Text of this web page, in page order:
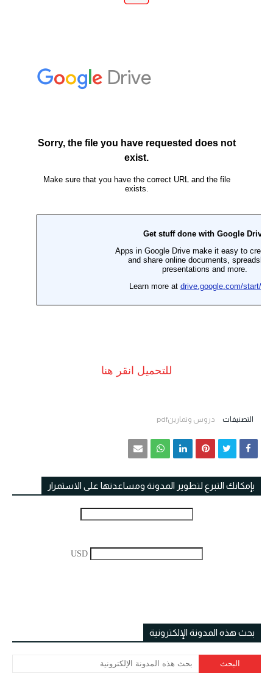
للتحميل انقر هنا
التصنيفات دروس وتمارينpdf
بإمكانك التبرع لتطوير المدونة ومساعدتها على الاستمرار
USD
بحث هذه المدونة الإلكترونية